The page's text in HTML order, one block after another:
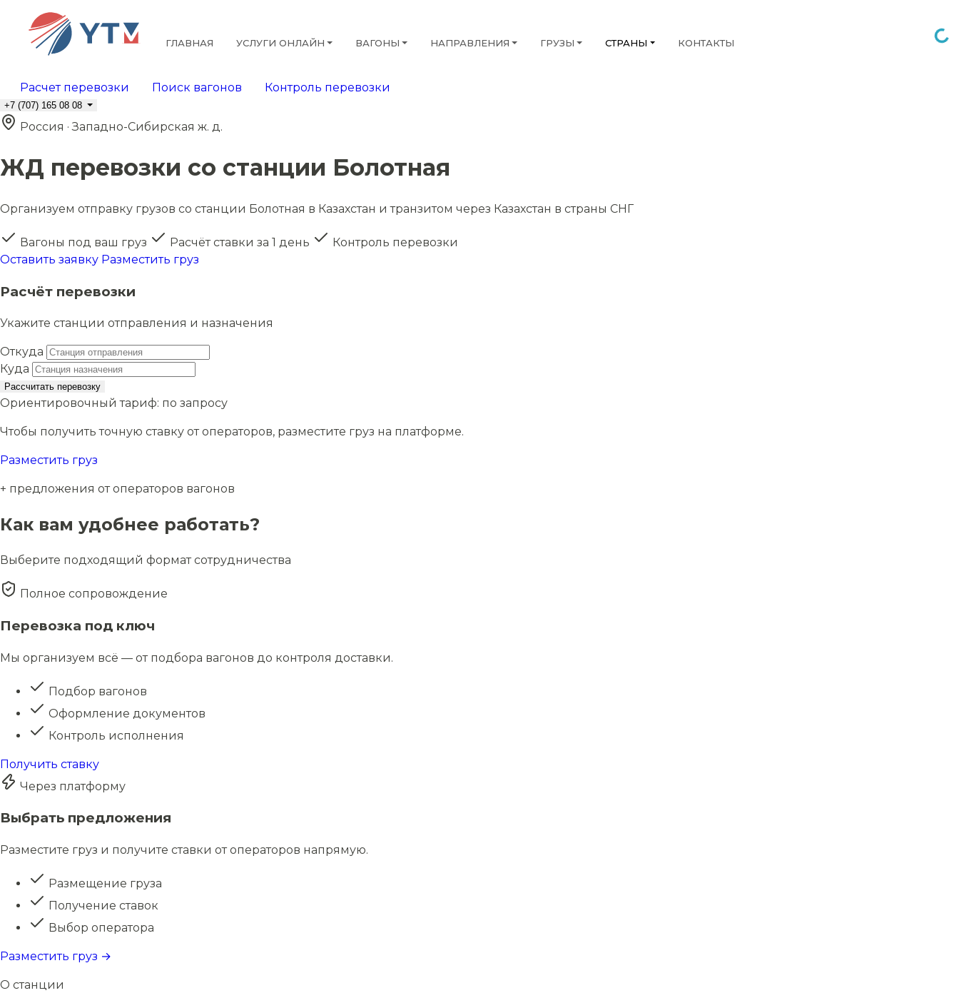
ГЛАВНАЯ УСЛУГИ ОНЛАЙН ВАГОНЫ НАПРАВЛЕНИЯ ГРУЗЫ СТРАНЫ КОНТАКТЫ
Расчет перевозки Поиск вагонов Контроль перевозки
+7 (707) 165 08 08
Россия · Западно-Сибирская ж. д.
ЖД перевозки со станции Болотная
Организуем отправку грузов со станции Болотная в Казахстан и транзитом через Казахстан в страны СНГ
Вагоны под ваш груз Расчёт ставки за 1 день
Контроль перевозки
Оставить заявку Разместить груз
Расчёт перевозки
Укажите станции отправления и назначения
Откуда
Куда
Рассчитать перевозку
Ориентировочный тариф: по запросу
Чтобы получить точную ставку от операторов, разместите груз на платформе.
Разместить груз
+ предложения от операторов вагонов
Как вам удобнее работать?
Выберите подходящий формат сотрудничества
Полное сопровождение
Перевозка под ключ
Мы организуем всё — от подбора вагонов до контроля доставки.
Подбор вагонов
Оформление документов
Контроль исполнения
Получить ставку
Через платформу
Выбрать предложения
Разместите груз и получите ставки от операторов напрямую.
Размещение груза
Получение ставок
Выбор оператора
Разместить груз →
О станции